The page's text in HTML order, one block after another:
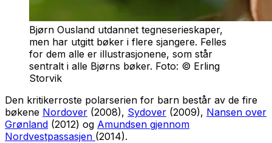
Bjørn Ousland utdannet tegneserieskaper,
men har utgitt bøker i flere sjangere. Felles
for dem alle er illustrasjonene, som står
sentralt i alle Bjørns bøker. Foto: © Erling
Storvik
Den kritikerroste polarserien for barn består av de fire
bøkene Nordover (2008), Sydover (2009), Nansen over
Grønland (2012) og Amundsen gjennom
Nordvestpassasjen (2014).